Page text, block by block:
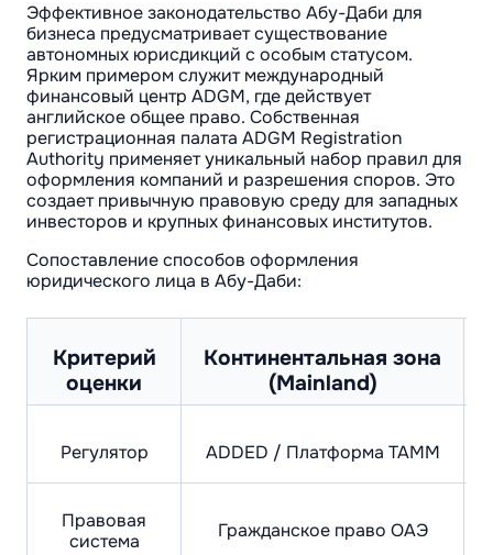
Эффективное законодательство Абу-Даби для
бизнеса предусматривает существование
автономных юрисдикций с особым статусом.
Ярким примером служит международный
финансовый центр ADGM, где действует
английское общее право. Собственная
регистрационная палата ADGM Registration
Authority применяет уникальный набор правил для
оформления компаний и разрешения споров. Это
создает привычную правовую среду для западных
инвесторов и крупных финансовых институтов.
Сопоставление способов оформления
юридического лица в Абу-Даби:
Критерий
оценки
Континентальная зона
(Mainland)
Регулятор ADDED / Платформа TAMM
Правовая
система
Гражданское право ОАЭ